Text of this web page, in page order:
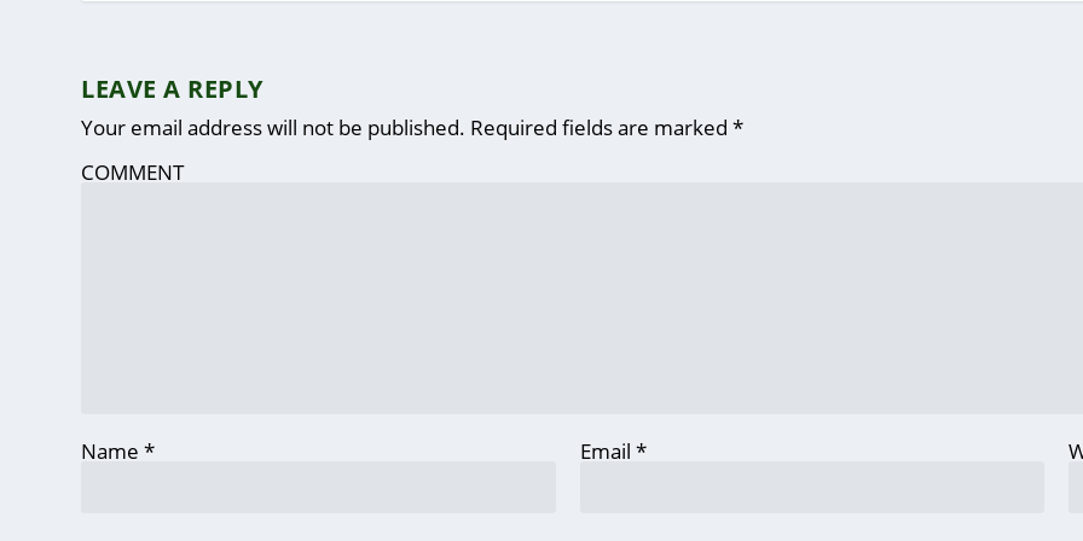
LEAVE A REPLY
Your email address will not be published. Required fields are marked*
COMMENT
Name* Email*